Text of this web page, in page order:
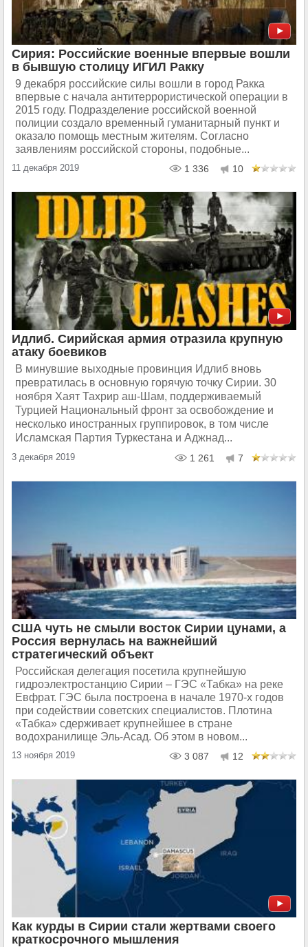
Сирия: Российские военные впервые вошли
в бывшую столицу ИГИЛ Ракку
9 декабря российские силы вошли в город Ракка
впервые с начала антитеррористической операции в
2015 году. Подразделение российской военной
полиции создало временный гуманитарный пункт и
оказало помощь местным жителям. Согласно
заявлениям российской стороны, подобные...
11 декабря 2019 1 336 10
Идлиб. Сирийская армия отразила крупную
атаку боевиков
В минувшие выходные провинция Идлиб вновь
превратилась в основную горячую точку Сирии. 30
ноября Хаят Тахрир аш-Шам, поддерживаемый
Турцией Национальный фронт за освобождение и
несколько иностранных группировок, в том числе
Исламская Партия Туркестана и Аджнад...
3 декабря 2019 1 261 7
США чуть не смыли восток Сирии цунами, а
Россия вернулась на важнейший
стратегический объект
Российская делегация посетила крупнейшую
гидроэлектростанцию Сирии – ГЭС «Табка» на реке
Евфрат. ГЭС была построена в начале 1970-х годов
при содействии советских специалистов. Плотина
«Табка» сдерживает крупнейшее в стране
водохранилище Эль-Асад. Об этом в новом...
13 ноября 2019 3 087 12
Как курды в Сирии стали жертвами своего
краткосрочного мышления